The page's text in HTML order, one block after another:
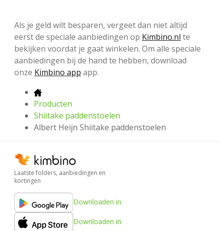
Als je geld wilt besparen, vergeet dan niet altijd
eerst de speciale aanbiedingen op Kimbino.nl te
bekijken voordat je gaat winkelen. Om alle speciale
aanbiedingen bij de hand te hebben, download
onze Kimbino app app.
Producten
Shiitake paddenstoelen
Albert Heijn Shiitake paddenstoelen
Laatste folders, aanbiedingen en
kortingen
Downloaden in
Downloaden in